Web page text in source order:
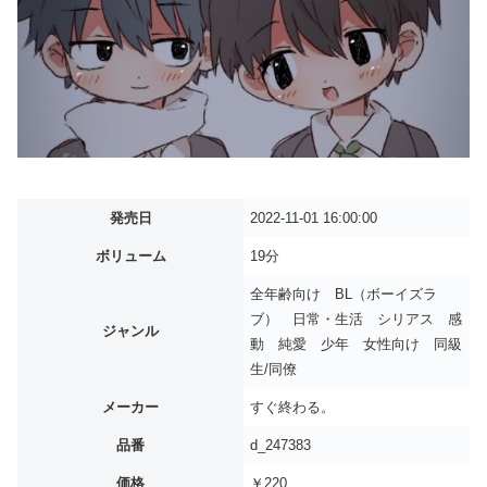
発売日 2022-11-01 16:00:00
ボリューム 19分
ジャンル
全年齢向け BL（ボーイズラ
ブ） 日常・生活 シリアス 感
動 純愛 少年 女性向け 同級
生/同僚
メーカー すぐ終わる。
品番 d_247383
価格 ￥220